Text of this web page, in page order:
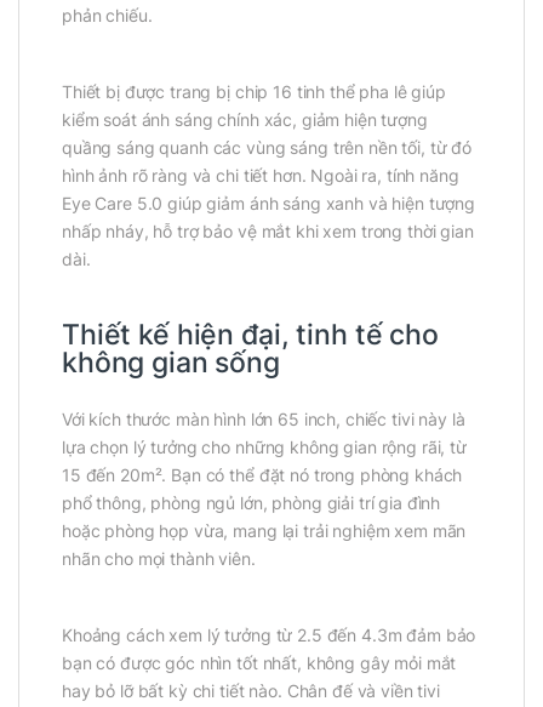
phản chiếu.
Thiết bị được trang bị chip 16 tinh thể pha lê giúp
kiểm soát ánh sáng chính xác, giảm hiện tượng
quầng sáng quanh các vùng sáng trên nền tối, từ đó
hình ảnh rõ ràng và chi tiết hơn. Ngoài ra, tính năng
Eye Care 5.0 giúp giảm ánh sáng xanh và hiện tượng
nhấp nháy, hỗ trợ bảo vệ mắt khi xem trong thời gian
dài.
Thiết kế hiện đại, tinh tế cho
không gian sống
Với kích thước màn hình lớn 65 inch, chiếc tivi này là
lựa chọn lý tưởng cho những không gian rộng rãi, từ
15 đến 20m². Bạn có thể đặt nó trong phòng khách
phổ thông, phòng ngủ lớn, phòng giải trí gia đình
hoặc phòng họp vừa, mang lại trải nghiệm xem mãn
nhãn cho mọi thành viên.
Khoảng cách xem lý tưởng từ 2.5 đến 4.3m đảm bảo
bạn có được góc nhìn tốt nhất, không gây mỏi mắt
hay bỏ lỡ bất kỳ chi tiết nào. Chân đế và viền tivi